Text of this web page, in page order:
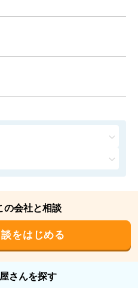
築年数:
47年
土地面積:715
の会社と相談
をはじめる
さんを探す